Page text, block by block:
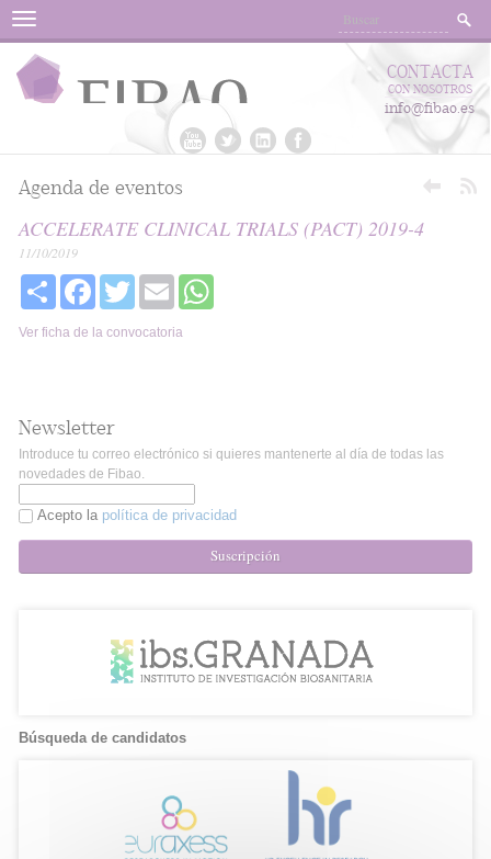
Menu
CONTACTA
CON NOSOTROS
info@fibao.es
Agenda de eventos
ACCELERATE CLINICAL TRIALS (PACT) 2019-4
11/10/2019
Share FacebookTwitter Email
Ver ficha de la convocatoria
Newsletter
Introduce tu correo electrónico si quieres mantenerte al día de todas las
novedades de Fibao.
Acepto la política de privacidad
Suscripción
Búsqueda de candidatos